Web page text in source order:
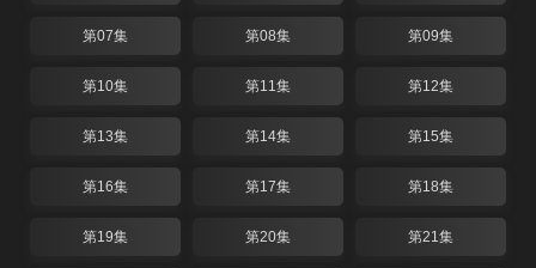
第07集 第08集 第09集
第10集 第11集 第12集
第13集 第14集 第15集
第16集 第17集 第18集
第19集 第20集 第21集